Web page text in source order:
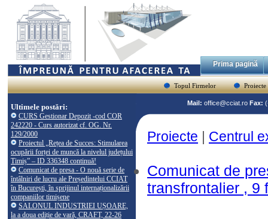
Prima pagină
Topul Firmelor Proiecte
Ultimele postări:
CURS Gestionar Depozit -cod COR
242220 - Curs autorizat cf. OG. Nr.
129/2000
Proiectul „Rețea de Succes: Stimularea
ocupării forței de muncă la nivelul județului
Timiș” – ID 336348 continuă!
Comunicat de presa - O nouă serie de
întâlniri de lucru ale Președintelui CCIAT
în București, în sprijinul internaționalizării
companiilor timișene
SALONUL INDUSTRIEI UȘOARE,
la a doua ediție de vară, CRAFT, 22-26
Mail: office@cciat.ro Fax:
Proiecte | Centrul
Comunicat de
transfrontalier , 9